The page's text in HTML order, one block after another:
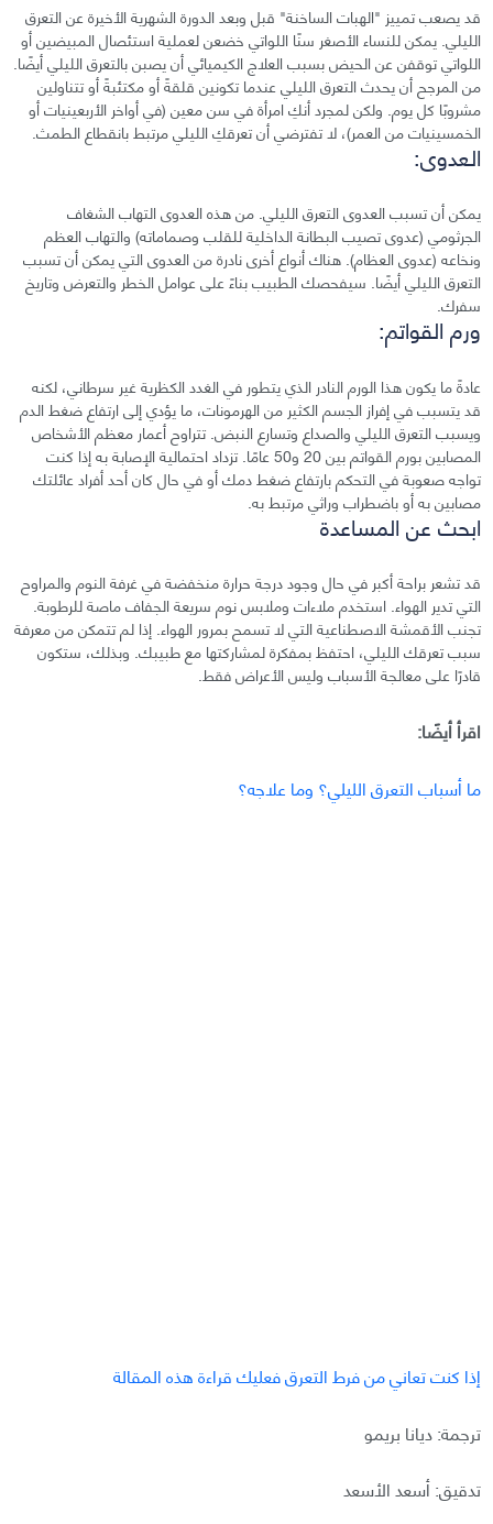
قد يصعب تمييز "الهبات الساخنة" قبل وبعد الدورة الشهرية الأخيرة عن التعرق
الليلي. يمكن للنساء الأصغر سنًا اللواتي خضعن لعملية استئصال المبيضين أو
اللواتي توقفن عن الحيض بسبب العلاج الكيميائي أن يصبن بالتعرق الليلي أيضًا.
من المرجح أن يحدث التعرق الليلي عندما تكونين قلقةً أو مكتئبةً أو تتناولين
مشروبًا كل يوم. ولكن لمجرد أنكِ امرأة في سن معين (في أواخر الأربعينيات أو
الخمسينيات من العمر)، لا تفترضي أن تعرقكِ الليلي مرتبط بانقطاع الطمث.
العدوى:
يمكن أن تسبب العدوى التعرق الليلي. من هذه العدوى التهاب الشغاف
الجرثومي (عدوى تصيب البطانة الداخلية للقلب وصماماته) والتهاب العظم
ونخاعه (عدوى العظام). هناك أنواع أخرى نادرة من العدوى التي يمكن أن تسبب
التعرق الليلي أيضًا. سيفحصك الطبيب بناءً على عوامل الخطر والتعرض وتاريخ
سفرك.
ورم القواتم:
عادةً ما يكون هذا الورم النادر الذي يتطور في الغدد الكظرية غير سرطاني، لكنه
قد يتسبب في إفراز الجسم الكثير من الهرمونات، ما يؤدي إلى ارتفاع ضغط الدم
ويسبب التعرق الليلي والصداع وتسارع النبض. تتراوح أعمار معظم الأشخاص
المصابين بورم القواتم بين 20 و50 عامًا. تزداد احتمالية الإصابة به إذا كنت
تواجه صعوبة في التحكم بارتفاع ضغط دمك أو في حال كان أحد أفراد عائلتك
مصابين به أو باضطراب وراثي مرتبط به.
ابحث عن المساعدة
قد تشعر براحة أكبر في حال وجود درجة حرارة منخفضة في غرفة النوم والمراوح
التي تدير الهواء. استخدم ملاءات وملابس نوم سريعة الجفاف ماصة للرطوبة.
تجنب الأقمشة الاصطناعية التي لا تسمح بمرور الهواء. إذا لم تتمكن من معرفة
سبب تعرقك الليلي، احتفظ بمفكرة لمشاركتها مع طبيبك. وبذلك، ستكون
قادرًا على معالجة الأسباب وليس الأعراض فقط.
اقرأ أيضًا:
ما أسباب التعرق الليلي؟ وما علاجه؟
إذا كنت تعاني من فرط التعرق فعليك قراءة هذه المقالة
ترجمة: ديانا بريمو
تدقيق: أسعد الأسعد